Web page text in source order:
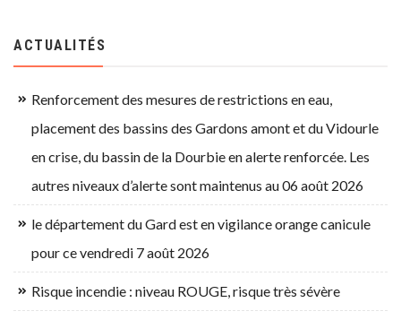
ACTUALITÉS
Renforcement des mesures de restrictions en eau,
placement des bassins des Gardons amont et du Vidourle
en crise, du bassin de la Dourbie en alerte renforcée. Les
autres niveaux d’alerte sont maintenus au 06 août 2026
le département du Gard est en vigilance orange canicule
pour ce vendredi 7 août 2026
Risque incendie : niveau ROUGE, risque très sévère